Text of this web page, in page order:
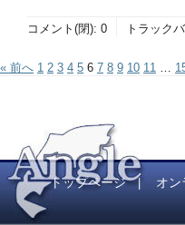
コメント(閉): 0 トラック
« 前へ 1 2 3 4 5 6 7 8 9 10 11
トップページ| オン